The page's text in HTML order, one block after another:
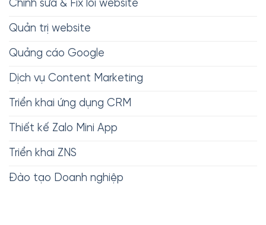
Chỉnh sửa & Fix lỗi website
Quản trị website
Quảng cáo Google
Dịch vụ Content Marketing
Triển khai ứng dụng CRM
Thiết kế Zalo Mini App
Triển khai ZNS
Đào tạo Doanh nghiệp